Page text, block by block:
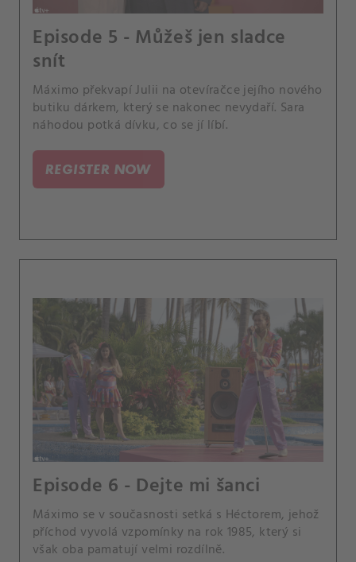
Episode 5 - Můžeš jen sladce
snít
Máximo překvapí Julii na otevíračce jejího nového
butiku dárkem, který se nakonec nevydaří. Sara
náhodou potká dívku, co se jí líbí.
REGISTER NOW
Episode 6 - Dejte mi šanci
Máximo se v současnosti setká s Héctorem, jehož
příchod vyvolá vzpomínky na rok 1985, který si
však oba pamatují velmi rozdílně.